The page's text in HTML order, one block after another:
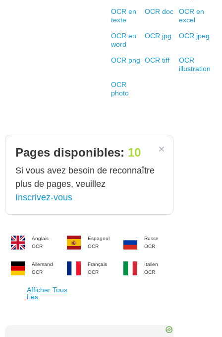
OCR en
texte
OCR doc
OCR en
excel
OCR en
word
OCR jpg OCR jpeg
OCR png OCR tiff
OCR
illustration
OCR
photo
Pages disponibles: 10
Si vous avez besoin de reconnaître
plus de pages, veuillez
Inscrivez-vous
Anglais
OCR
Espagnol
OCR
Russe
OCR
Allemand
OCR
Français
OCR
Italien
OCR
Afficher Tous
Les